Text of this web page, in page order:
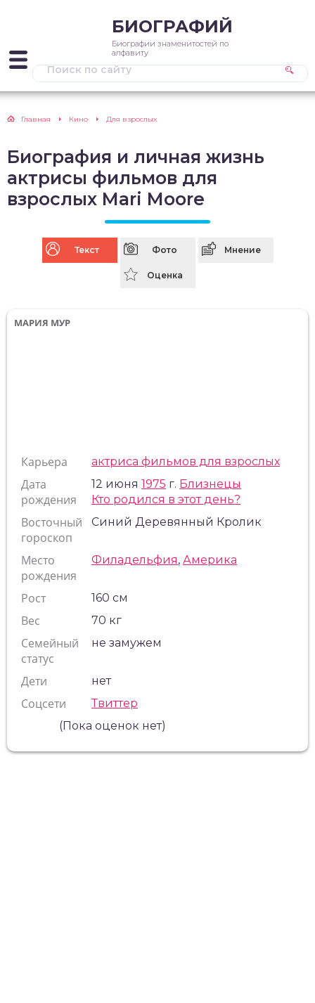
БИОГРАФИЙ
Биографии знаменитостей по
алфавиту
Главная Кино Для взрослых
Биография и личная жизнь
актрисы фильмов для
взрослых Mari Moore
Текст Фото Мнение
Оценка
МАРИЯ МУР
Карьера актриса фильмов для взрослых
Дата
рождения
12 июня 1975 г. Близнецы
Кто родился в этот день?
Восточный
гороскоп
Синий Деревянный Кролик
Место
рождения
Филадельфия, Америка
Рост 160 см
Вес 70 кг
Семейный
статус
не замужем
Дети нет
Соцсети
Твиттер
(Пока оценок нет)